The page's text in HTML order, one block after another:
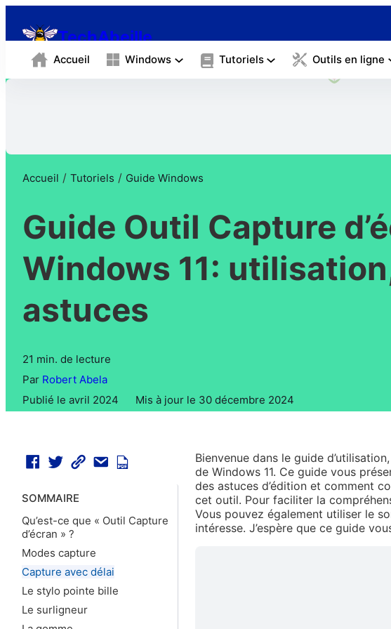
TechAbeille
Accueil Windows Tutoriels Outils en ligne
Accueil / Tutoriels / Guide Windows
Guide Outil Capture
Windows 11:
astuces
21 min. de lecture
Par Robert Abela
Publié le avril 2024
Mis à jour le 30 décembre 2024
SOMMAIRE
Qu’est-ce que « Outil Capture
d’écran » ?
Modes capture
Capture avec délai
Le stylo pointe bille
Le surligneur
Bienvenue dans le guide
de Windows 11. Ce guide vous
des astuces d’édition et comment
cet outil. Pour faciliter la
Vous pouvez également utiliser le
intéresse. J’espère que ce guide